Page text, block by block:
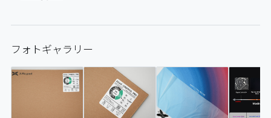
フォトギャラリー